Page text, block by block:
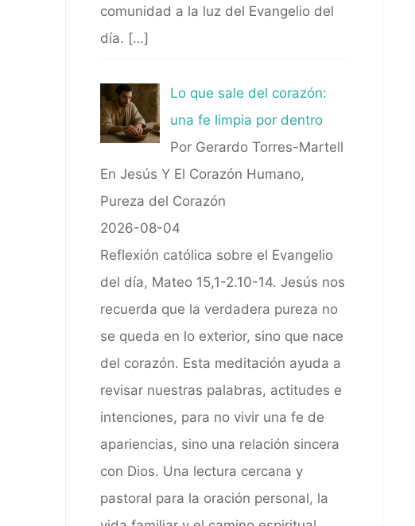
comunidad a la luz del Evangelio del
día. […]
Lo que sale del corazón:
una fe limpia por dentro
Por Gerardo Torres-Martell
En Jesús Y El Corazón Humano,
Pureza del Corazón
2026-08-04
Reflexión católica sobre el Evangelio
del día, Mateo 15,1-2.10-14. Jesús nos
recuerda que la verdadera pureza no
se queda en lo exterior, sino que nace
del corazón. Esta meditación ayuda a
revisar nuestras palabras, actitudes e
intenciones, para no vivir una fe de
apariencias, sino una relación sincera
con Dios. Una lectura cercana y
pastoral para la oración personal, la